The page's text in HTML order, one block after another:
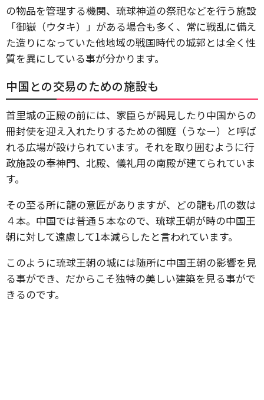
の物品を管理する機関、琉球神道の祭祀などを行う施設
「御嶽（ウタキ）」がある場合も多く、常に戦乱に備え
た造りになっていた他地域の戦国時代の城郭とは全く性
質を異にしている事が分かります。
中国との交易のための施設も
首里城の正殿の前には、家臣らが謁見したり中国からの
冊封使を迎え入れたりするための御庭（うなー）と呼ば
れる広場が設けられています。それを取り囲むように行
政施設の奉神門、北殿、儀礼用の南殿が建てられていま
す。
その至る所に龍の意匠がありますが、どの龍も爪の数は
４本。中国では普通５本なので、琉球王朝が時の中国王
朝に対して遠慮して1本減らしたと言われています。
このように琉球王朝の城には随所に中国王朝の影響を見
る事ができ、だからこそ独特の美しい建築を見る事がで
きるのです。